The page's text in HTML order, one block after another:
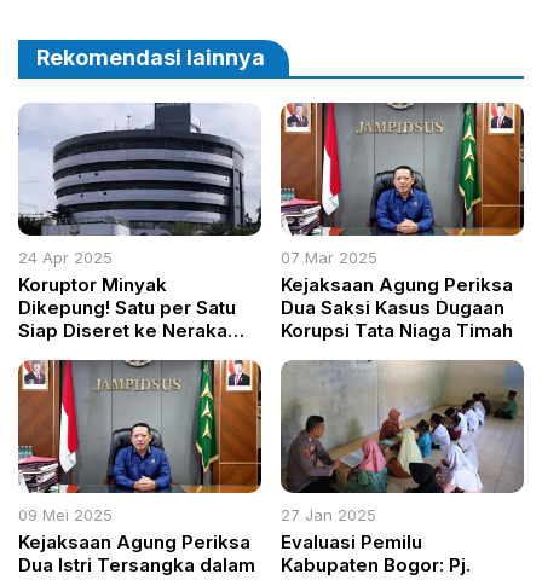
Pesantren Al-Fath
Rekomendasi lainnya
24 Apr 2025
Koruptor Minyak
Dikepung! Satu per Satu
Siap Diseret ke Neraka
07 Mar 2025
Kejaksaan Agung Periksa
Dua Saksi Kasus Dugaan
Korupsi Tata Niaga Timah
09 Mei 2025
Kejaksaan Agung Periksa
Dua Istri Tersangka dalam
27 Jan 2025
Evaluasi Pemilu
Kabupaten Bogor: Pj.